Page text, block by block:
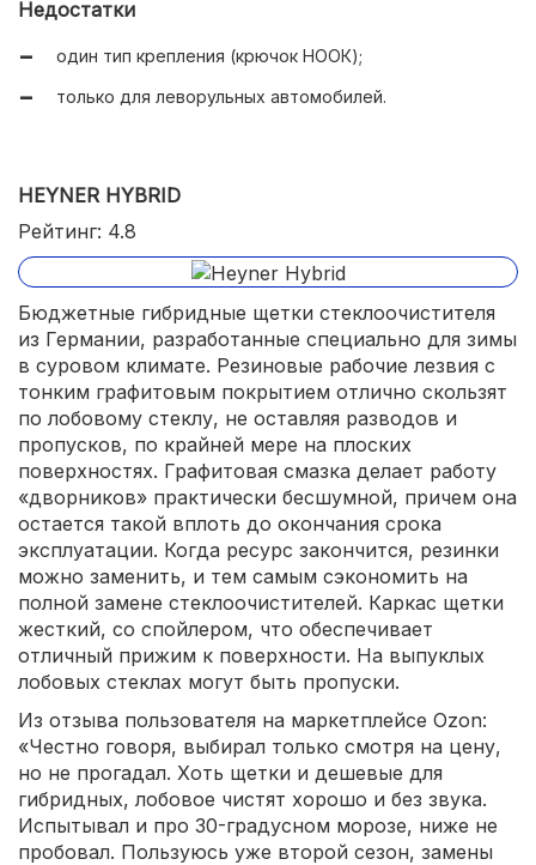
Недостатки
один тип крепления (крючок НООК);
только для леворульных автомобилей.
HEYNER HYBRID
Рейтинг: 4.8
Бюджетные гибридные щетки стеклоочистителя
из Германии, разработанные специально для зимы
в суровом климате. Резиновые рабочие лезвия с
тонким графитовым покрытием отлично скользят
по лобовому стеклу, не оставляя разводов и
пропусков, по крайней мере на плоских
поверхностях. Графитовая смазка делает работу
«дворников» практически бесшумной, причем она
остается такой вплоть до окончания срока
эксплуатации. Когда ресурс закончится, резинки
можно заменить, и тем самым сэкономить на
полной замене стеклоочистителей. Каркас щетки
жесткий, со спойлером, что обеспечивает
отличный прижим к поверхности. На выпуклых
лобовых стеклах могут быть пропуски.
Из отзыва пользователя на маркетплейсе Ozon:
«Честно говоря, выбирал только смотря на цену,
но не прогадал. Хоть щетки и дешевые для
гибридных, лобовое чистят хорошо и без звука.
Испытывал и про 30-градусном морозе, ниже не
пробовал. Пользуюсь уже второй сезон, замены